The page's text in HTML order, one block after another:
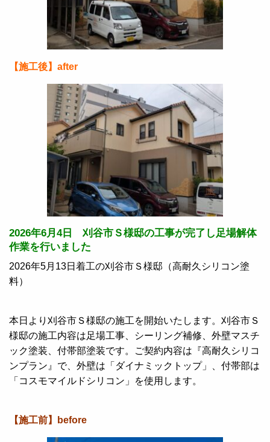
【施工後】after
2026年6月4日 刈谷市Ｓ様邸の工事が完了し足場解体
作業を行いました
2026年5月13日着工の刈谷市Ｓ様邸（高耐久シリコン塗
料）
本日より刈谷市Ｓ様邸の施工を開始いたします。刈谷市Ｓ
様邸の施工内容は足場工事、シーリング補修、外壁マスチ
ック塗装、付帯部塗装です。ご契約内容は『高耐久シリコ
ンプラン』で、外壁は「ダイナミックトップ」、付帯部は
「コスモマイルドシリコン」を使用します。
【施工前】before